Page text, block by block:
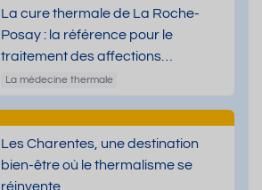
La cure thermale de La Roche-
Posay : la référence pour le
traitement des affections
dermatologiques
La médecine thermale
Les Charentes, une destination
bien-être où le thermalisme se
réinvente